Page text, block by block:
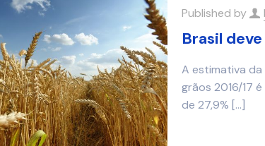
Published by
Brasil
A estimativa
grãos 2016/17
de 27,9% […]